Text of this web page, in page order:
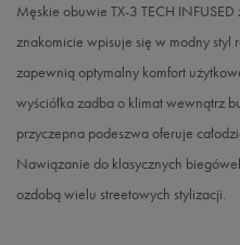
44,5 29 cm
46 30 cm
Męskie obuwie TX-3 TECH
znakomicie wpisuje się w modny styl
zapewnią optymalny komfort
wyściółka zadba o klimat wewnątrz
przyczepna podeszwa oferuje
Nawiązanie do klasycznych
ozdobą wielu streetowych stylizacji.